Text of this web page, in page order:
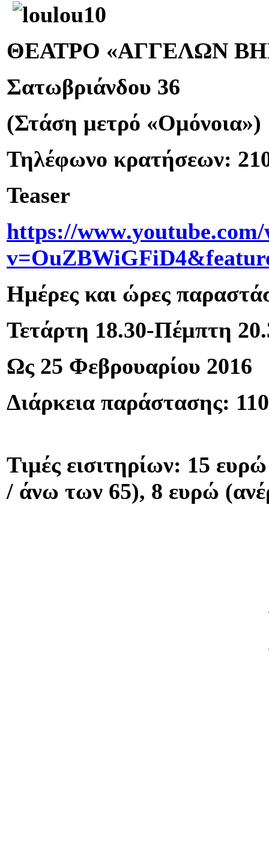
ΘΕΑΤΡΟ «ΑΓΓΕΛΩΝ
Σατωβριάνδου 36
(Στάση μετρό «Ομόνοια»)
Τηλέφωνο κρατήσεων:
Teaser
https://www.youtube.com/
v=OuZBWiGFiD4&
Ημέρες και ώρες
Τετάρτη 18.30-Πέμπτη
Ως 25 Φεβρουαρίου 2016
Διάρκεια παράστασης:
Τιμές εισιτηρίων: 15
/ άνω των 65), 8 ευρώ